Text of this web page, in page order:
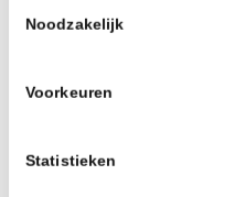
Noodzakelijk
Voorkeuren
Statistieken
er van
vooraf duidelijke
goedkeuring) mogelijk.